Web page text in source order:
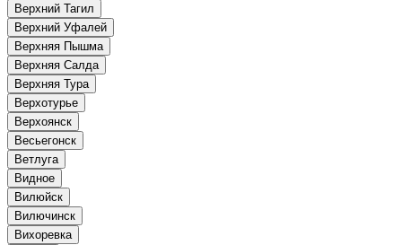
Верхний Тагил
Верхний Уфалей
Верхняя Пышма
Верхняя Салда
Верхняя Тура
Верхотурье
Верхоянск
Весьегонск
Ветлуга
Видное
Вилюйск
Вилючинск
Вихоревка